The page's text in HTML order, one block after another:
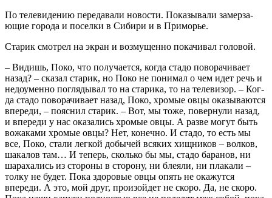
По телевидению передавали новости. Показывали замерза­
ющие города и поселки в Сибири и в Приморье.
Старик смотрел на экран и возмущенно покачивал головой.
– Видишь, Поко, что получается, когда стадо поворачива­ет
назад? – сказал старик, но Поко не понимал о чем идет речь и
недоуменно поглядывал то на старика, то на телевизор. – Ког­
да стадо поворачивает назад, Поко, хромые овцы оказывают­ся
впереди, – пояснил старик. – Вот, мы тоже, повернули назад,
и впереди у нас оказались хромые овцы. А разве могут быть
вожаками хромые овцы? Нет, конечно. И стадо, то есть мы
все, Поко, стали легкой добычей всяких хищников – волков,
шака­лов там… И теперь, сколько бы мы, стадо баранов, ни
шараха­лись из стороны в сторону, ни блеяли, ни плакали –
толку не будет. Пока здоровые овцы опять не окажутся
впереди. А это, мой друг, произойдет не скоро. Да, не скоро.